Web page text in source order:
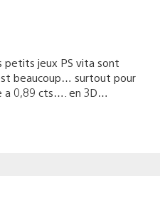
petits jeux PS vita sont
beaucoup… surtout pour
a 0,89 cts…. en 3D…